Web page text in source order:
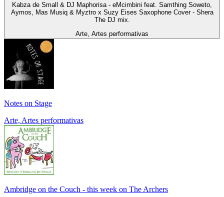
Kabza de Small & DJ Maphorisa - eMcimbini feat. Samthing Soweto,
Aymos, Mas Musiq & Myztro x Suzy Eises Saxophone Cover - Shera
The DJ mix.
Arte, Artes performativas
Notes on Stage
Arte, Artes performativas
Ambridge on the Couch - this week on The Archers